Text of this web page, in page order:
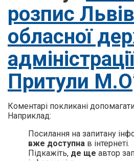
розпис
обласної
Притули М.О
Коментарі покликані
Наприклад:
Посилання на запитану
вже доступна в інтернеті.
Підкажіть, де ще автор